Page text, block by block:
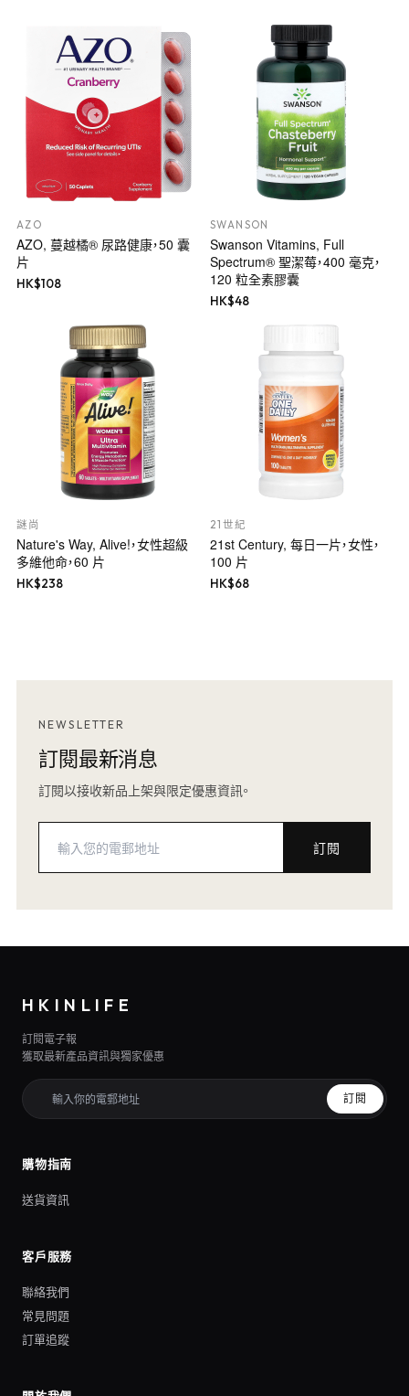
AZO
AZO, 蔓越橘® 尿路健康，50 囊
片
HK$108
SWANSON
Swanson Vitamins, Full
Spectrum® 聖潔莓，400 毫克，
120 粒全素膠囊
HK$48
謎尚
Nature's Way, Alive!，女性超級
多維他命，60 片
HK$238
21世紀
21st Century, 每日一片，女性，
100 片
HK$68
NEWSLETTER
訂閱最新消息
訂閱以接收新品上架與限定優惠資訊。
訂閱
HKINLIFE
訂閱電子報
獲取最新產品資訊與獨家優惠
訂閱
購物指南
送貨資訊
客戶服務
聯絡我們
常見問題
訂單追蹤